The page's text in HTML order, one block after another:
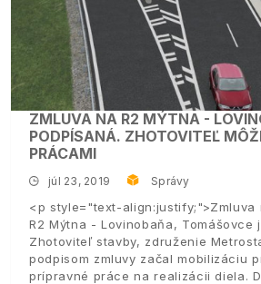
ZMLUVA NA R2 MÝTNA -
PODPÍSANÁ. ZHOTOVITEĽ
PRÁCAMI
júl 23, 2019 Správy
<p style="text-align:justify;">Zmluva
R2 Mýtna - Lovinobaňa, Tomášovce
Zhotoviteľ stavby, združenie
podpisom zmluvy začal mobilizáciu
prípravné práce na realizácii diela.